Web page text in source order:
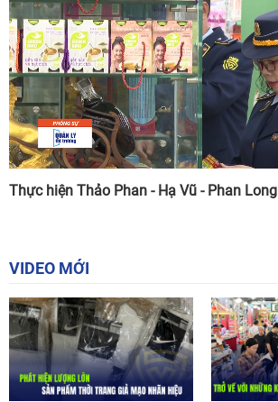
Thực hiện Thảo Phan - Hạ Vũ - Phan Long
VIDEO MỚI